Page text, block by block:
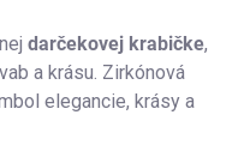
darčekovej krabičke,
a krásu. Zirkónová
elegancie, krásy a